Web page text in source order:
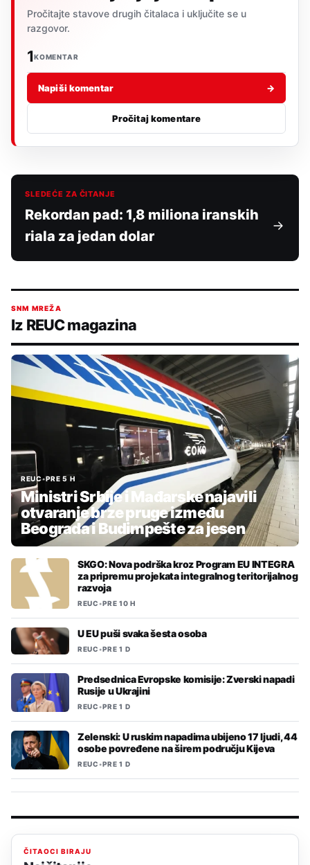
Pročitajte stavove drugih čitalaca i uključite se u
razgovor.
1KOMENTAR
Napiši komentar →
Pročitaj komentare
SLEDEĆE ZA ČITANJE
Rekordan pad: 1,8 miliona iranskih
riala za jedan dolar
SNM MREŽA
Iz REUC magazina
REUC•PRE 5 H
Ministri Srbije i Mađarske najavili
otvaranje brze pruge između
Beograda i Budimpešte za jesen
SKGO: Nova podrška kroz Program EU INTEGRA
za pripremu projekata integralnog teritorijalnog
razvoja
REUC•PRE 10 H
U EU puši svaka šesta osoba
REUC•PRE 1 D
Predsednica Evropske komisije: Zverski napadi
Rusije u Ukrajini
REUC•PRE 1 D
Zelenski: U ruskim napadima ubijeno 17 ljudi, 44
osobe povređene na širem području Kijeva
REUC•PRE 1 D
ČITAOCI BIRAJU